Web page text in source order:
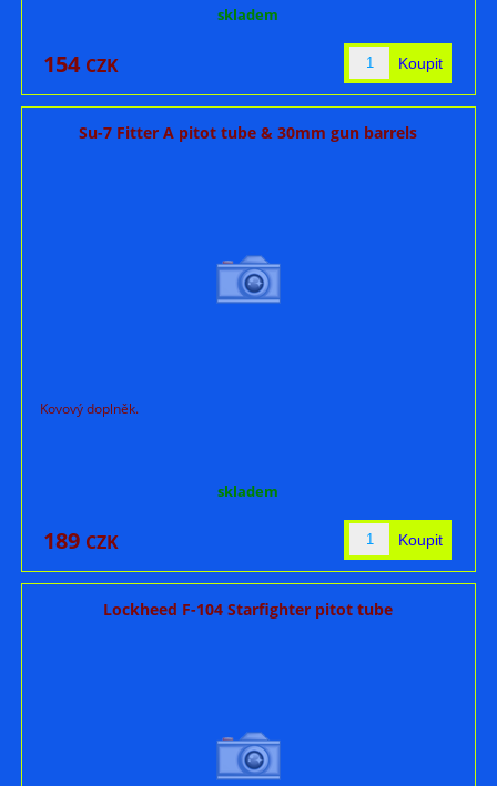
skladem
154 CZK
Su-7 Fitter A pitot tube & 30mm gun barrels
Kovový doplněk.
skladem
189 CZK
Lockheed F-104 Starfighter pitot tube